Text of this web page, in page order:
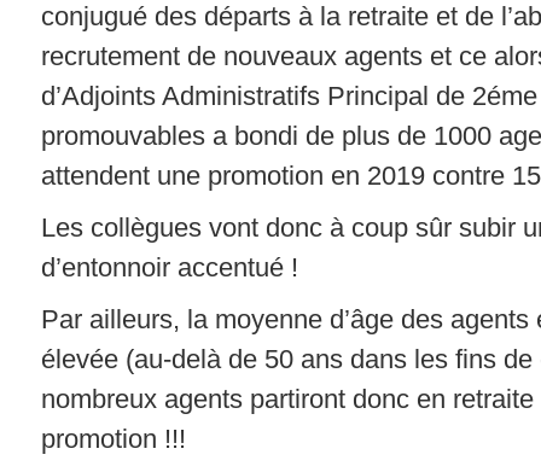
conjugué des départs à la retraite et de
recrutement de nouveaux agents et ce
d’Adjoints Administratifs Principal de
promouvables a bondi de plus de 1000
attendent une promotion en 2019 contre
Les collègues vont donc à coup sûr subir
d’entonnoir accentué !
Par ailleurs, la moyenne d’âge des
élevée (au-delà de 50 ans dans les fins de
nombreux agents partiront donc en
promotion !!!